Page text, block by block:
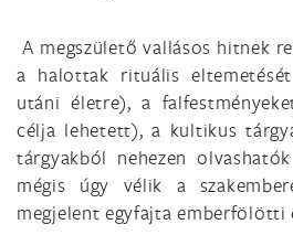
A megszülető vallásos hitnek
a halottak rituális
utáni életre), a
célja lehetett), a kultikus
tárgyakból nehezen
mégis úgy vélik a
megjelent egyfajta emberfölötti